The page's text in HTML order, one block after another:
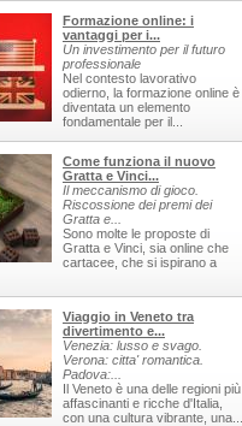
Formazione online: i
vantaggi per i...
Un investimento per il futuro
professionale
Nel contesto lavorativo
odierno, la formazione online è
diventata un elemento
fondamentale per il...
Come funziona il nuovo
Gratta e Vinci...
Il meccanismo di gioco.
Riscossione dei premi dei
Gratta e...
Sono molte le proposte di
Gratta e Vinci, sia online che
cartacee, che si ispirano a
Viaggio in Veneto tra
divertimento e...
Venezia: lusso e svago.
Verona: citta' romantica.
Padova:...
Il Veneto è una delle regioni più
affascinanti e ricche d'Italia,
con una cultura vibrante, una...